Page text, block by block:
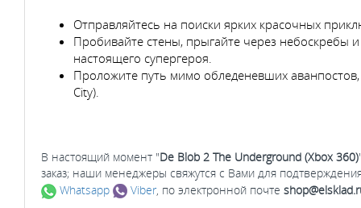
Отправляйтесь на поиски ярких красочных
Пробивайте стены, прыгайте через
настоящего супергероя.
Проложите путь мимо обледеневших
City).
В настоящий момент "De Blob 2 The Underground (Xbox 360)
заказ; наши менеджеры свяжутся с Вами для
Whatsapp
Viber, по электронной почте